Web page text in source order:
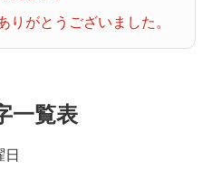
りがとうございました。
一覧表